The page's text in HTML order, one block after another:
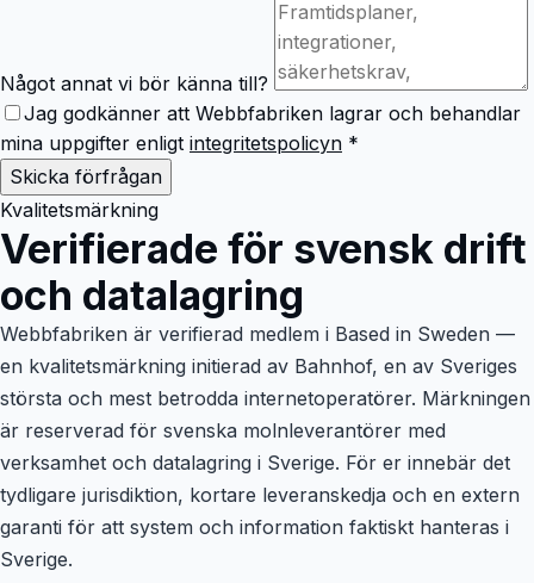
Något annat vi bör känna till?
Jag godkänner att Webbfabriken lagrar och behandlar
mina uppgifter enligt integritetspolicyn *
Skicka förfrågan
Kvalitetsmärkning
Verifierade för svensk drift
och datalagring
Webbfabriken är verifierad medlem i Based in Sweden —
en kvalitetsmärkning initierad av Bahnhof, en av Sveriges
största och mest betrodda internetoperatörer. Märkningen
är reserverad för svenska molnleverantörer med
verksamhet och datalagring i Sverige. För er innebär det
tydligare jurisdiktion, kortare leveranskedja och en extern
garanti för att system och information faktiskt hanteras i
Sverige.